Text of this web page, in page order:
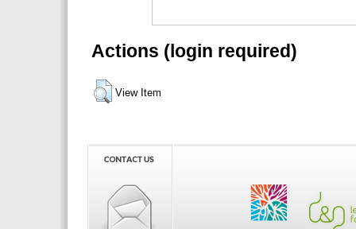
Actions (login required)
View Item